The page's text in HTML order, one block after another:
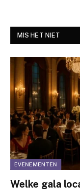
MIS HET NIET
EVENEMENTEN
Welke gala